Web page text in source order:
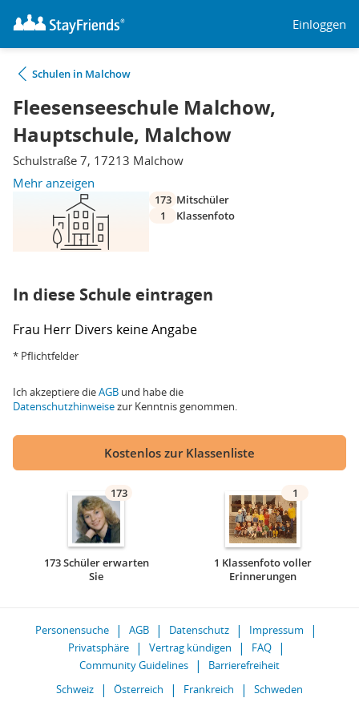
Einloggen
Schulen in Malchow
Fleesenseeschule Malchow,
Hauptschule, Malchow
Schulstraße 7, 17213 Malchow
Mehr anzeigen
173 Mitschüler
1
Klassenfoto
In diese Schule eintragen
Frau Herr Divers keine Angabe
* Pflichtfelder
Ich akzeptiere dieAGB und habe die
Datenschutzhinweisezur Kenntnis genommen.
Kostenlos zur Klassenliste
173
173 Schüler erwarten
Sie
1
1 Klassenfoto voller
Erinnerungen
Personensuche AGB Datenschutz
Impressum
Privatsphäre
Vertrag kündigen
FAQ
Community Guidelines
Barrierefreiheit
Schweiz
Österreich Frankreich Schweden